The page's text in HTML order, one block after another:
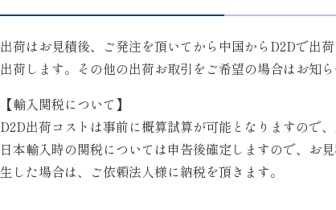
出荷はお見積後、ご発注を頂いてから中国からD2Dで出
出荷します。その他の出荷お取引をご希望の場合はお知
【輸入関税について】
D2D出荷コストは事前に概算試算が可能となりますので
日本輸入時の関税については申告後確定しますので、お
生した場合は、ご依頼法人様に納税を頂きます。